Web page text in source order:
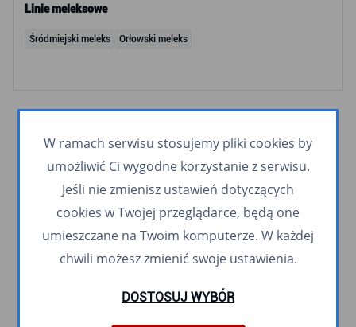
Linie meleksowe
Śródmiejski meleks Orłowski meleks
W ramach serwisu stosujemy pliki cookies by
umożliwić Ci wygodne korzystanie z serwisu.
Jeśli nie zmienisz ustawień dotyczących
cookies w Twojej przeglądarce, będą one
umieszczane na Twoim komputerze. W każdej
chwili możesz zmienić swoje ustawienia.
DOSTOSUJ WYBÓR